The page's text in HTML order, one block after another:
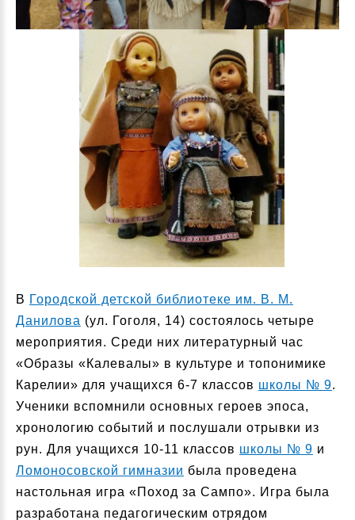
В Городской детской библиотеке им. В. М.
Данилова (ул. Гоголя, 14) состоялось четыре
мероприятия. Среди них литературный час
«Образы «Калевалы» в культуре и топонимике
Карелии» для учащихся 6-7 классов школы № 9.
Ученики вспомнили основных героев эпоса,
хронологию событий и послушали отрывки из
рун. Для учащихся 10-11 классов школы № 9 и
Ломоносовской гимназии была проведена
настольная игра «Поход за Сампо». Игра была
разработана педагогическим отрядом